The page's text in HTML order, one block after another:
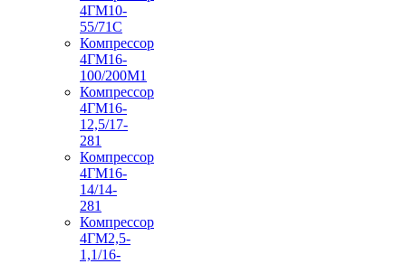
4ГМ10-
55/71С
Компрессор
4ГМ16-
100/200М1
Компрессор
4ГМ16-
12,5/17-
281
Компрессор
4ГМ16-
14/14-
281
Компрессор
4ГМ2,5-
1,1/16-